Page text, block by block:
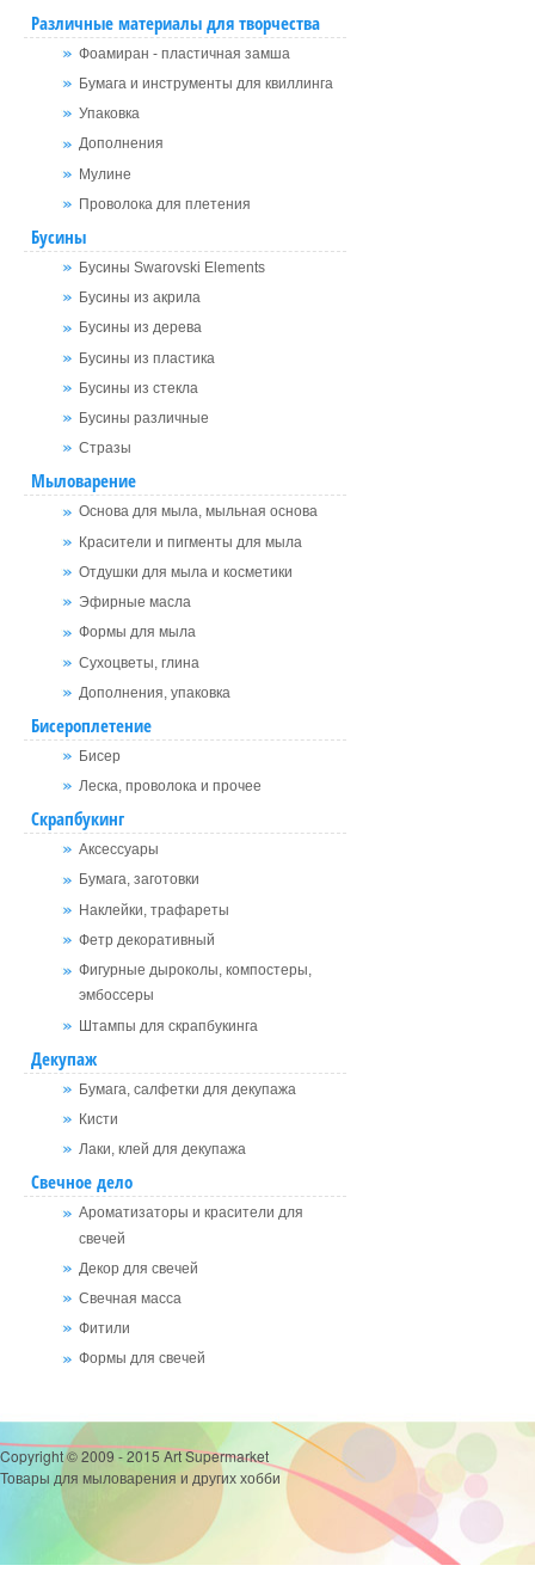
Различные материалы для творчества
Фоамиран - пластичная замша
Бумага и инструменты для квиллинга
Упаковка
Дополнения
Мулине
Проволока для плетения
Бусины
Бусины Swarovski Elements
Бусины из акрила
Бусины из дерева
Бусины из пластика
Бусины из стекла
Бусины различные
Стразы
Мыловарение
Основа для мыла, мыльная основа
Красители и пигменты для мыла
Отдушки для мыла и косметики
Эфирные масла
Формы для мыла
Сухоцветы, глина
Дополнения, упаковка
Бисероплетение
Бисер
Леска, проволока и прочее
Скрапбукинг
Аксессуары
Бумага, заготовки
Наклейки, трафареты
Фетр декоративный
Фигурные дыроколы, компостеры,
эмбоссеры
Штампы для скрапбукинга
Декупаж
Бумага, салфетки для декупажа
Кисти
Лаки, клей для декупажа
Свечное дело
Ароматизаторы и красители для
свечей
Декор для свечей
Свечная масса
Фитили
Формы для свечей
Copyright © 2009 - 2015 Art Supermarket
Товары для мыловарения и других хобби